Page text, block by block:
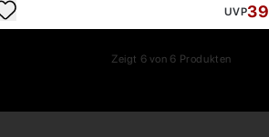
UVP
Zeigt 6 von 6 Produkten